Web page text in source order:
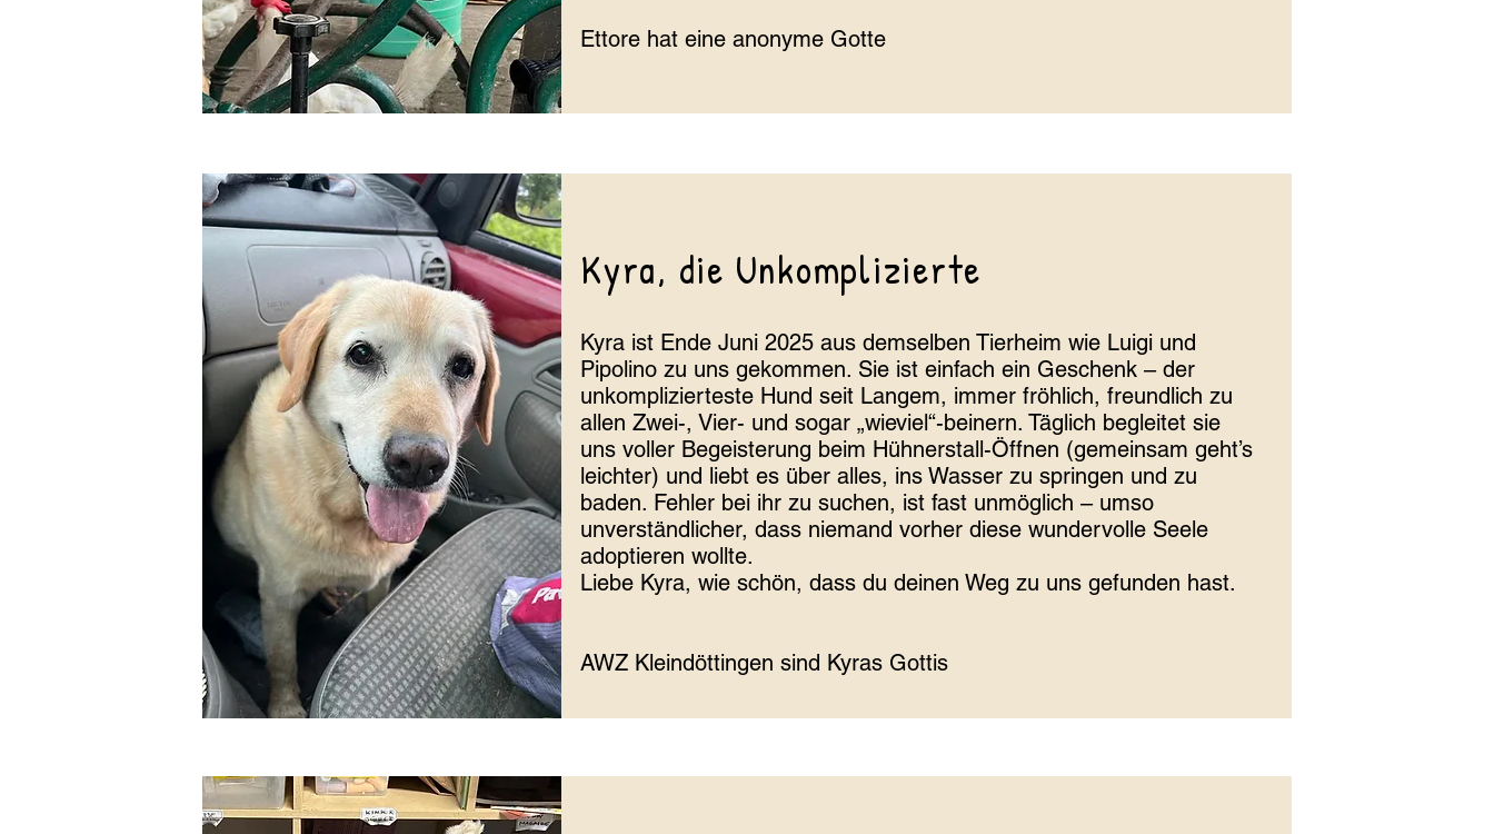
​Ettore hat eine anonyme Gotte
Kyra, die Unkomplizierte
Kyra ist Ende Juni 2025 aus demselben Tierheim wie Luigi und
Pipolino zu uns gekommen. Sie ist einfach ein Geschenk – der
unkomplizierteste Hund seit Langem, immer fröhlich, freundlich zu
allen Zwei-, Vier- und sogar „wieviel“-beinern. Täglich begleitet sie
uns voller Begeisterung beim Hühnerstall-Öffnen (gemeinsam geht’s
leichter) und liebt es über alles, ins Wasser zu springen und zu
baden. Fehler bei ihr zu suchen, ist fast unmöglich – umso
unverständlicher, dass niemand vorher diese wundervolle Seele
adoptieren wollte.
Liebe Kyra, wie schön, dass du deinen Weg zu uns gefunden hast.
AWZ Kleindöttingen sind Kyras Gottis